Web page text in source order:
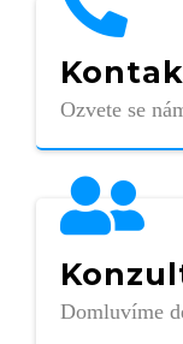
Ozvete se
Domluvíme